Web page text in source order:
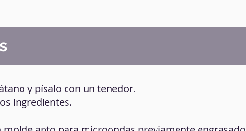
y písalo con un tenedor.
ingredientes.